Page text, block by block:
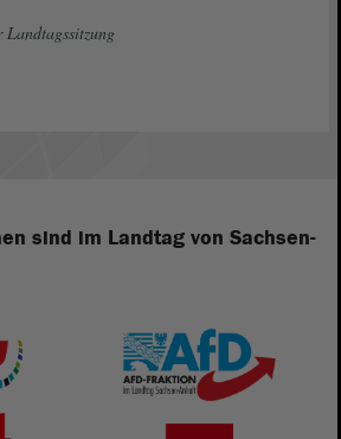
Landtagssitzung
sind im Landtag von Sachsen-